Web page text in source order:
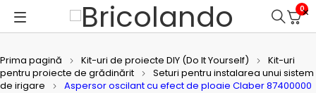
0
Prima pagină Kit-uri de proiecte DIY (Do It Yourself)
Kit-uri
pentru proiecte de grădinărit
Seturi pentru instalarea unui sistem
de irigare
Aspersor oscilant cu efect de ploaie Claber 87400000